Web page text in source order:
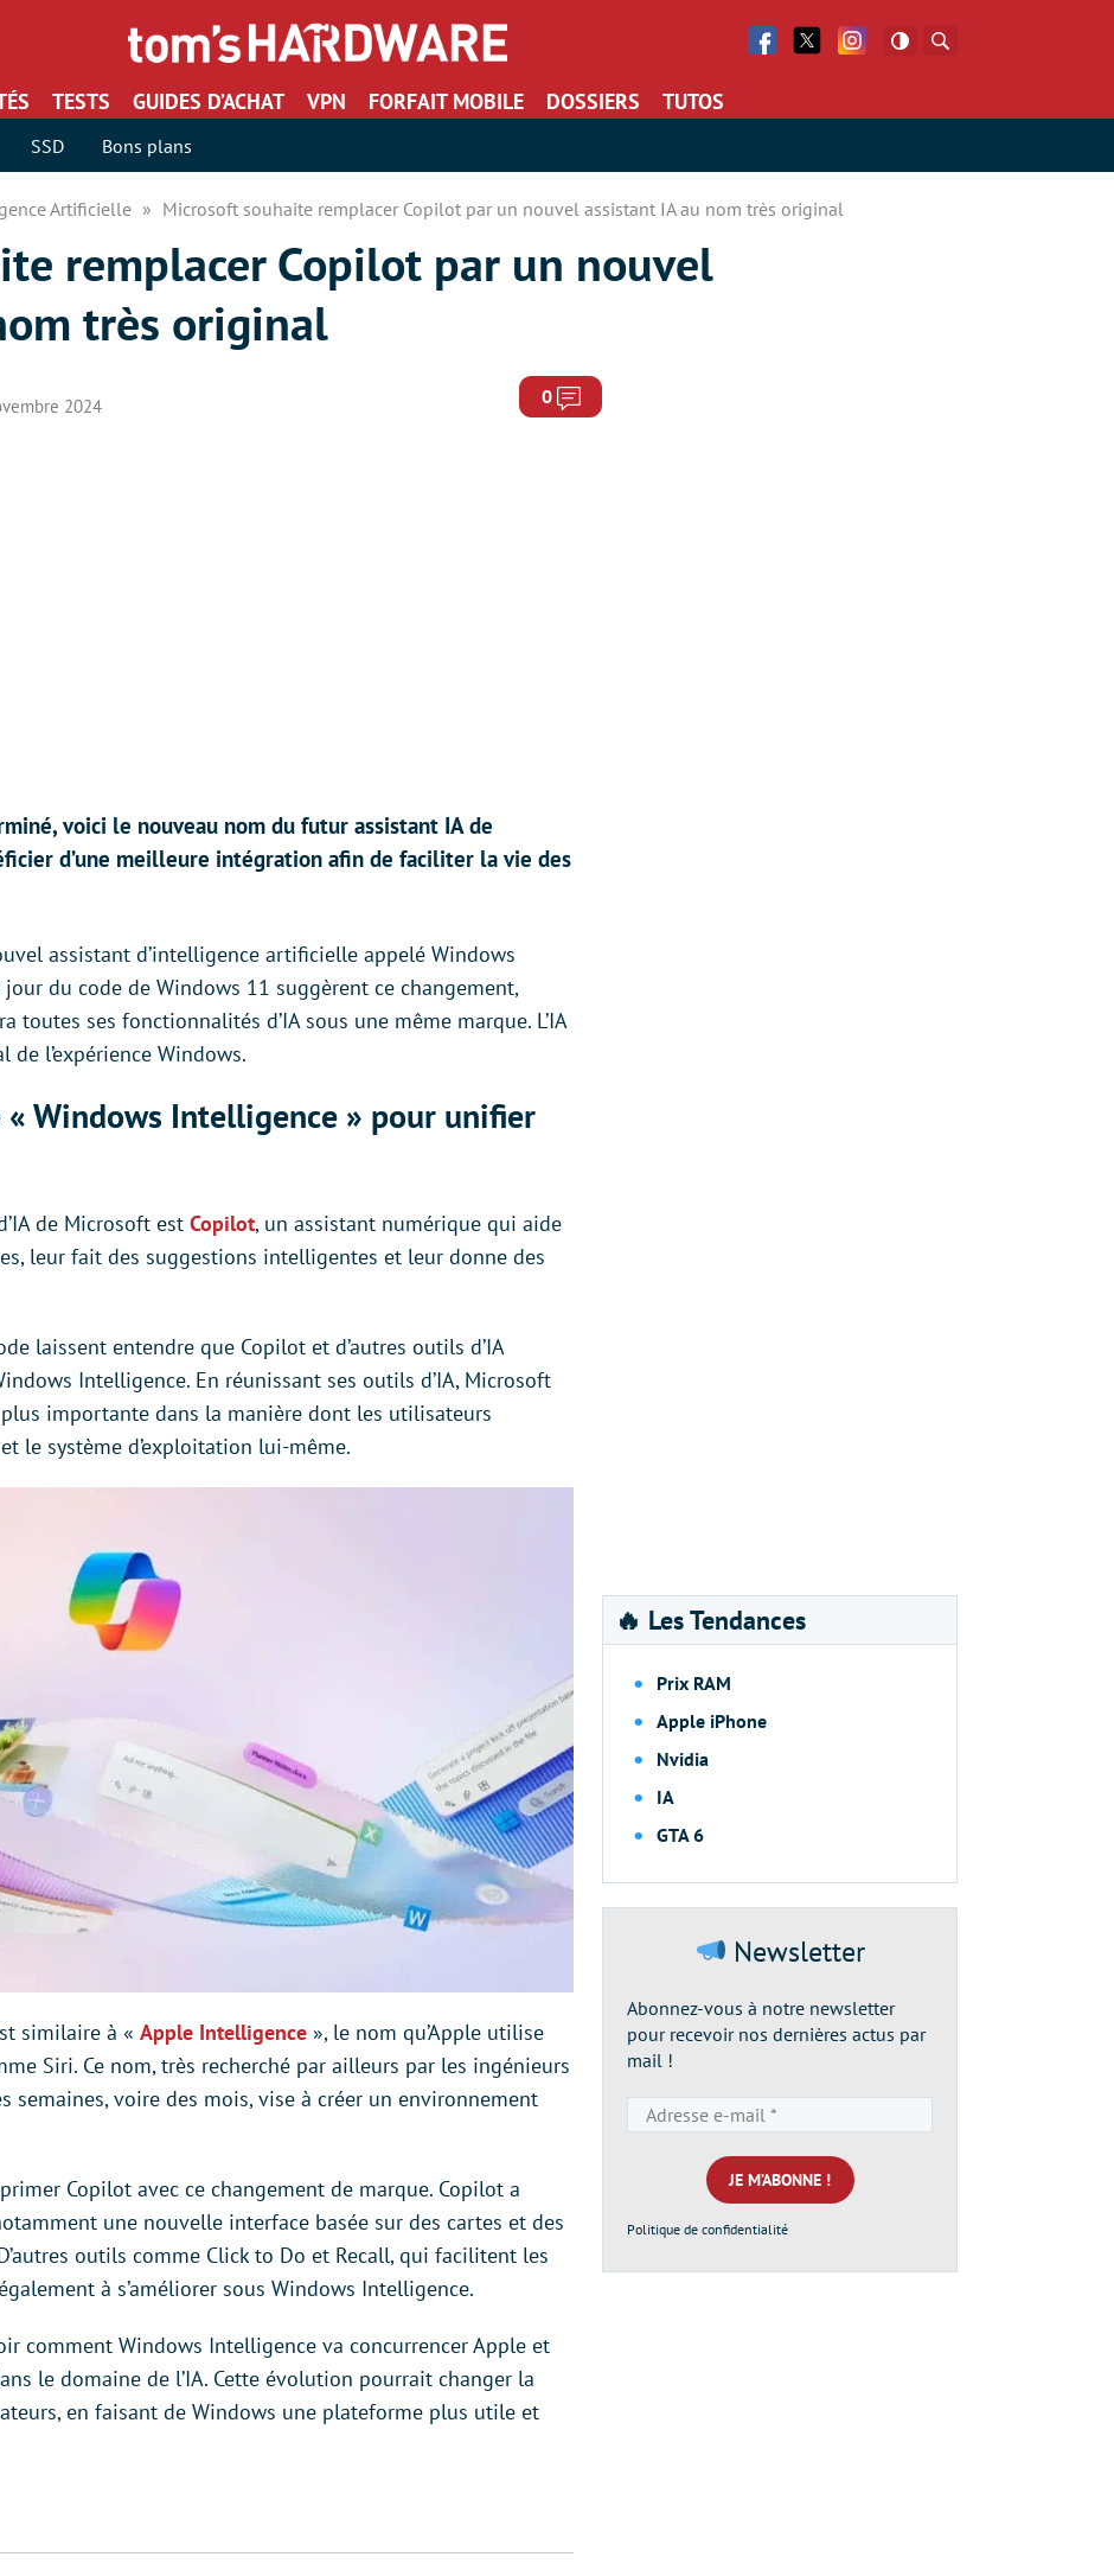
Facebook
Twitter Facebook
TESTS GUIDES D’ACHAT VPN FORFAIT MOBILE DOSSIERS TUTOS
SSD Bons plans
Artificielle Microsoft souhaite remplacer Copilot par un nouvel assistant IA au nom très original
remplacer Copilot par un nouvel
très original
2024 0 Commentaires
voici le nouveau nom du futur assistant IA de
d’une meilleure intégration afin de faciliter la vie des
assistant d’intelligence artificielle appelé Windows
du code de Windows 11 suggèrent ce changement,
ses fonctionnalités d’IA sous une même marque. L’IA
l’expérience Windows.
Windows Intelligence » pour unifier
de Microsoft est Copilot, un assistant numérique qui aide
leur fait des suggestions intelligentes et leur donne des
laissent entendre que Copilot et d’autres outils d’IA
Intelligence. En réunissant ses outils d’IA, Microsoft
plus importante dans la manière dont les utilisateurs
le système d’exploitation lui-même.
similaire à « Apple Intelligence », le nom qu’Apple utilise
Siri. Ce nom, très recherché par ailleurs par les ingénieurs
semaines, voire des mois, vise à créer un environnement
Copilot avec ce changement de marque. Copilot a
une nouvelle interface basée sur des cartes et des
outils comme Click to Do et Recall, qui facilitent les
à s’améliorer sous Windows Intelligence.
comment Windows Intelligence va concurrencer Apple et
le domaine de l’IA. Cette évolution pourrait changer la
en faisant de Windows une plateforme plus utile et
🔥 Les Tendances
Prix RAM
Apple iPhone
Nvidia
IA
GTA 6
Newsletter
Abonnez-vous à notre newsletter
pour recevoir nos dernières actus par
mail !
e-
mail
*
Politique de confidentialité